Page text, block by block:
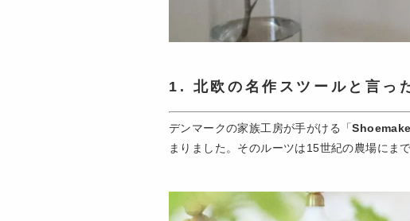
1. 北欧の名作スツールと言っ
デンマークの家族工房が手がける「
まりました。そのルーツは15世紀の農場にま